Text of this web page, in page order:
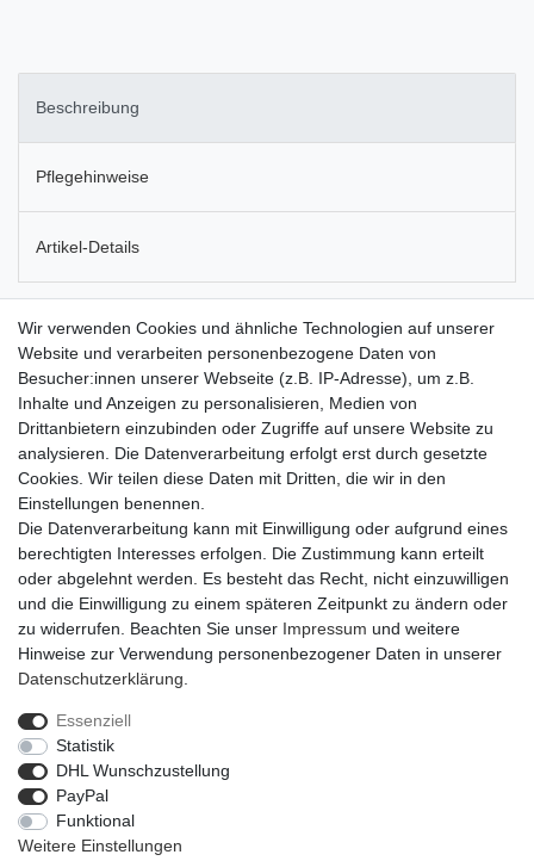
Beschreibung
Pflegehinweise
Artikel-Details
10er Set Strohrömer in natürlicher Stroh-Optik. Jeder Strohrömer
hat einen Durchmesser von ca. 30 cm bei einer Stärke von ca. 4
cm. Für die Verwendung von Strohrömern gibt es zahlreiche
Anlässe und Einsatzzwecke: Tischkranz als Deko bei Feiern (etwa
als Geburtstagskranz oder Jubuläumskranz); als Autokranz bei
Hochzeiten; saisonale Feierlichkeiten: Osterkranz, Maikranz,
Herbstkranz oder Adventskranz; das ganze Jahr hindurch als
Türkranz oder Fensterkranz. Auch für ein anmutiges
Trauergesteck ist ein Strohkranz der ideale Rohling. Die
Strohunterlage ist zudem in der Kranzbinderei zum Basteln sehr
beliebt.
Widerrufs­recht
Daten­schutz­erklärung
Wir verwenden Cookies und ähnliche Technologien auf unserer
Website und verarbeiten personenbezogene Daten von
Besucher:innen unserer Webseite (z.B. IP-Adresse), um z.B.
Inhalte und Anzeigen zu personalisieren, Medien von
Drittanbietern einzubinden oder Zugriffe auf unsere Website zu
analysieren. Die Datenverarbeitung erfolgt erst durch gesetzte
Cookies. Wir teilen diese Daten mit Dritten, die wir in den
Einstellungen benennen.
Die Datenverarbeitung kann mit Einwilligung oder aufgrund eines
berechtigten Interesses erfolgen. Die Zustimmung kann erteilt
oder abgelehnt werden. Es besteht das Recht, nicht einzuwilligen
und die Einwilligung zu einem späteren Zeitpunkt zu ändern oder
zu widerrufen. Beachten Sie unser Impressum und weitere
Hinweise zur Verwendung personenbezogener Daten in unserer
Daten­schutz­erklärung
Essenziell
Statistik
DHL Wunschzustellung
PayPal
Funktional
Weitere Einstellungen